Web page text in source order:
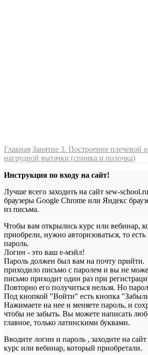
Главная Занятие 3. Построение плечевой
нагрудной вытачки (спинка и полочка)
Инструкция по входу на сайт!
Лучше всего заходить на сайт sew-
браузеры Google Chrome или Яндекс
из письма.
Чтобы вам открылись курс или вебинар,
приобрели, нужно авторизоваться, то
пароль.
Логин - это ваш е-мэйл!
Пароль должен был вам на почту
приходило письмо с паролем и вы не
письмо приходит один раз при
Повторно его получиться нельзя. Но
Под кнопкой "Войти" есть кнопка
Нажимаете на нее и меняете пароль, и
чтобы не забыть. Вы можете написать
главное, только латинскими буквами.
Вводите логин и пароль , заходите на
курс или вебинар, который приобретали.